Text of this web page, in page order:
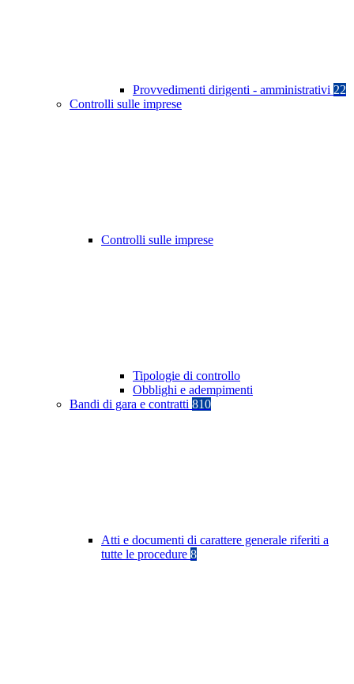
Provvedimenti dirigenti - amministrativi 22
Controlli sulle imprese
Controlli sulle imprese
Tipologie di controllo
Obblighi e adempimenti
Bandi di gara e contratti 810
Atti e documenti di carattere generale riferiti a
tutte le procedure 8